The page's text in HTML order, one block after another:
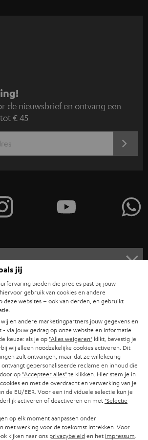
de nieuwsbrief en ontvang een
€ 45
jij
bieden die precies past bij jouw
gebruik van cookies en andere
deze websites – ook van derden, en gebruikt
en andere marketingpartners jouw gegevens en
- via jouw gedrag op onze website en informatie
keuze: als je op "Alles weigeren" klikt, bevestig je
wij alleen noodzakelijke cookies activeren. Dit
zult ontvangen, maar dat ze willekeurig
gepersonaliseerde reclame en inhoud die
op "Accepteer alles"te klikken. Hier stem je in
en met de overdracht en verwerking van je
de EU/EER. Voor een individuele selectie kun je
activeren of deactiveren en met "Selectie
op elk moment aanpassen onder
met werking voor de toekomst intrekken. Voor
kijken naar ons privacybeleiden het impressum